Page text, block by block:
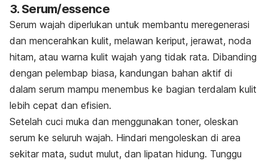
3. Serum/essence
Serum wajah diperlukan untuk membantu meregenerasi
dan mencerahkan kulit, melawan keriput, jerawat, noda
hitam, atau warna kulit wajah yang tidak rata. Dibanding
dengan pelembap biasa, kandungan bahan aktif di
dalam serum mampu menembus ke bagian terdalam kulit
lebih cepat dan efisien.
Setelah cuci muka dan menggunakan toner, oleskan
serum ke seluruh wajah. Hindari mengoleskan di area
sekitar mata, sudut mulut, dan lipatan hidung. Tunggu